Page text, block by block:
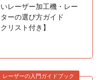
レーザー加工機・レー
ーの選び方ガイド
リスト付き】
レーザーの入門ガイドブック